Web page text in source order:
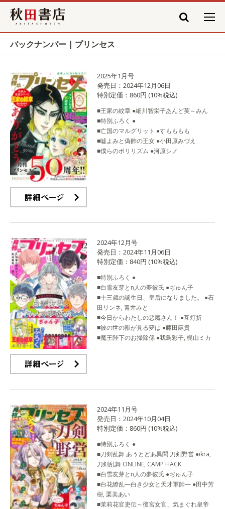
秋田書店
バックナンバー | プリンセス
2025年1月号
発売日：2024年12月06日
特別定価：860円 (10%税込)
■王家の紋章 ●細川智栄子あんど芙～みん
■特別ふろく ●
■亡国のマルグリット ●すもももも
■嘘よみと偽飾の王女 ●小田原みづえ
■僕らのポリリズム ●河原シノ
2024年12月号
発売日：2024年11月06日
特別定価：840円 (10%税込)
■特別ふろく ●
■白雪友芽とn人の夢彼氏 ●ぢゅん子
■十三歳の誕生日、皇后になりました。 ●石
田リンネ, 青井みと
■今日からわたしの悪魔さん！ ●互灯折
■彼の世の獣が見る夢は ●藤田麻貴
■魔王陛下のお掃除係 ●我鳥彩子, 梶山ミカ
2024年11月号
発売日：2024年10月04日
特別定価：860円 (10%税込)
■特別ふろく ●
■刀剣乱舞 あうとどあ異聞 刀剣野営 ●ikra,
刀剣乱舞 ONLINE, CAMP HACK
■白雪友芽とn人の夢彼氏 ●ぢゅん子
■白花繚乱—白き少女と天才軍師— ●田中芳
樹, 栗美あい
■茉莉花官吏伝～後宮女官、気まぐれ皇帝